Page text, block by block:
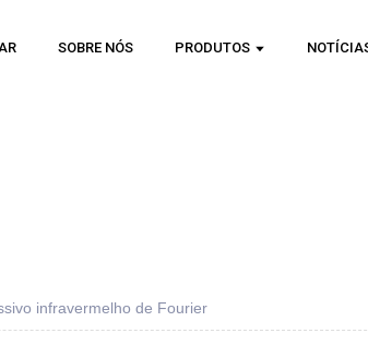
SOBRE NÓS PRODUTOS
infravermelho de Fourier